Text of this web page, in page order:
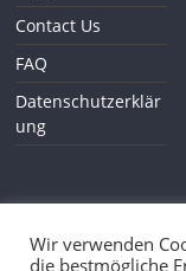
Contact Us
FAQ
Datenschutzerklär
ung
Wir verwenden
die bestmögliche